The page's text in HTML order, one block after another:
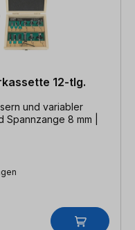
12-tlg.
und variabler